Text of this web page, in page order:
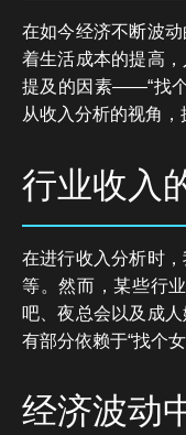
在如今经济不断波
着生活成本的提高
提及的因素——“找
从收入分析的视角
行业收入
在进行收入分析时
等。然而，某些行
吧、夜总会以及成
有部分依赖于“找个
经济波动